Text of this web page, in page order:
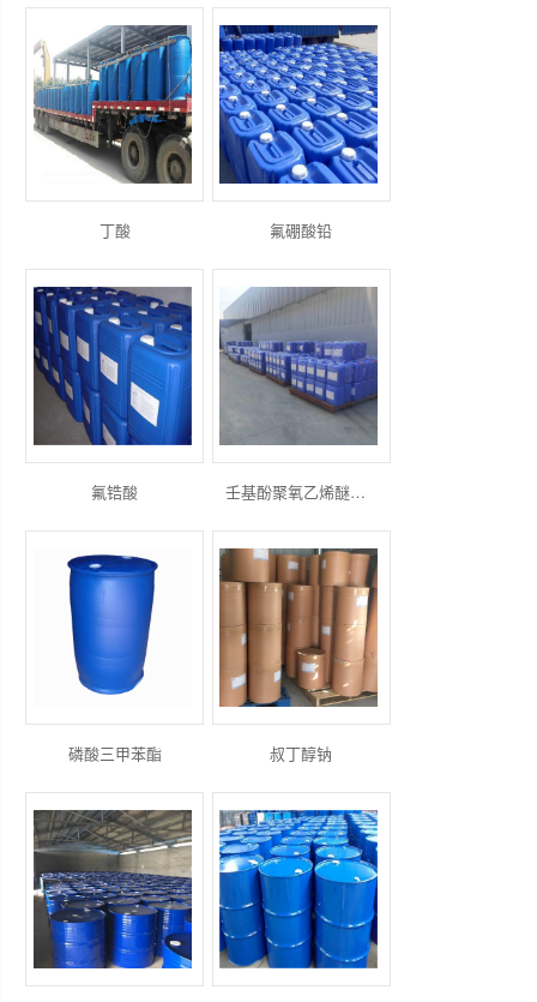
丁酸 氟硼酸铅
氟锆酸 壬基酚聚氧乙烯醚硫酸钠
磷酸三甲苯酯 叔丁醇钠